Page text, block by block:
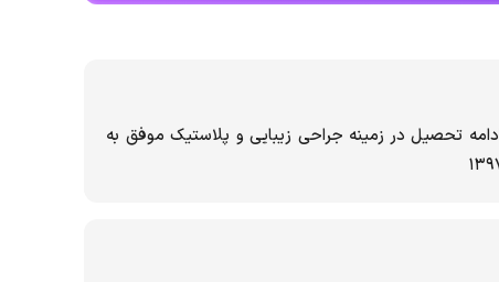
تخصص در سال ۱۳۹۲ و ادامه تحصیل در زمینه جراحی زیبایی و پلاستیک موفق به